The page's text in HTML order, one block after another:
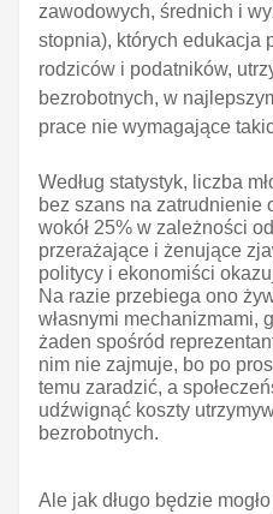
zawodowych, średnich i
stopnia), których edukacja
rodziców i podatników,
bezrobotnych, w
prace nie wymagające
Według statystyk, liczba
bez szans na zatrudnienie
wokół 25% w zależności
przerażające i żenujące
politycy i ekonomiści
Na razie przebiega ono
własnymi mechanizmami,
żaden spośród
nim nie zajmuje, bo po
temu zaradzić, a
udźwignąć koszty
bezrobotnych.
Ale jak długo będzie